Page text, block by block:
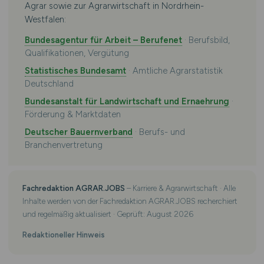
Agrar sowie zur Agrarwirtschaft in Nordrhein-
Westfalen:
Bundesagentur für Arbeit – Berufenet· Berufsbild,
Qualifikationen, Vergütung
Statistisches Bundesamt· Amtliche Agrarstatistik
Deutschland
Bundesanstalt für Landwirtschaft und Ernaehrung ·
Förderung & Marktdaten
Deutscher Bauernverband · Berufs- und
Branchenvertretung
Fachredaktion AGRAR.JOBS – Karriere & Agrarwirtschaft · Alle
Inhalte werden von der Fachredaktion AGRAR.JOBS recherchiert
und regelmäßig aktualisiert · Geprüft: August 2026
Redaktioneller Hinweis